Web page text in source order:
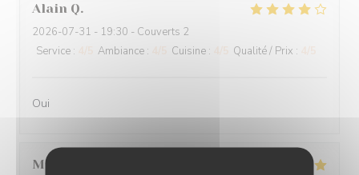
Alain Q
2026-07-31 - 19:30 - Couverts 2
Service : Ambiance : Cuisine : Qualité / Prix :
Oui
Martine